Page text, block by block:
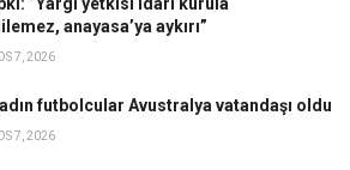
anayasa’ya aykırı”
7, 2026
futbolcular Avustralya vatandaşı oldu
7, 2026